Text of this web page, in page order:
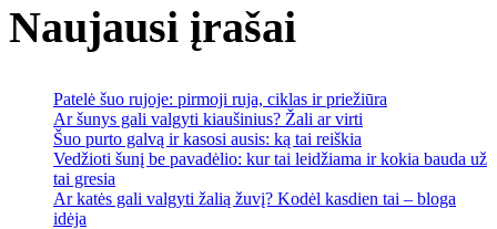
Naujausi įrašai
Patelė šuo rujoje: pirmoji ruja, ciklas ir priežiūra
Ar šunys gali valgyti kiaušinius? Žali ar virti
Šuo purto galvą ir kasosi ausis: ką tai reiškia
Vedžioti šunį be pavadėlio: kur tai leidžiama ir kokia bauda už
tai gresia
Ar katės gali valgyti žalią žuvį? Kodėl kasdien tai – bloga
idėja